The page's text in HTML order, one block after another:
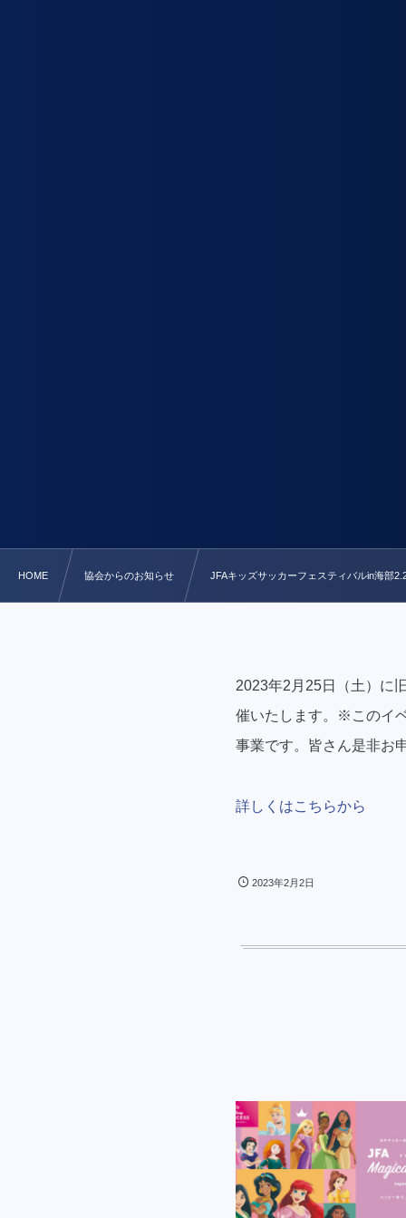
HOME 協会からのお知らせ JFAキッズサッカーフェスティバルin海部
2023年2月25日（土）に
催いたします。※このイ
事業です。皆さん是非お
詳しくはこちらから
2023年2月2日